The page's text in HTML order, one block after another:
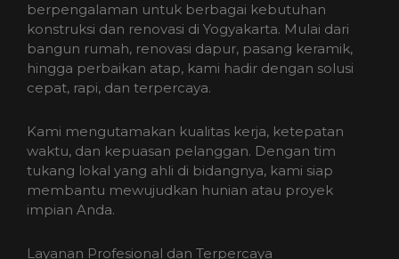
berpengalaman untuk berbagai kebutuhan
konstruksi dan renovasi di Yogyakarta. Mulai dari
bangun rumah, renovasi dapur, pasang keramik,
hingga perbaikan atap, kami hadir dengan solusi
cepat, rapi, dan terpercaya.
Kami mengutamakan kualitas kerja, ketepatan
waktu, dan kepuasan pelanggan. Dengan tim
tukang lokal yang ahli di bidangnya, kami siap
membantu mewujudkan hunian atau proyek
impian Anda.
Layanan Profesional dan Terpercaya